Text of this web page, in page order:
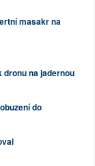
masakr na
dronu na jadernou
do